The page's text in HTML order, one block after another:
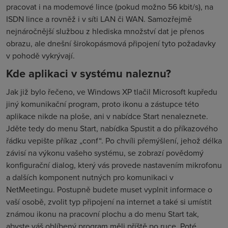
pracovat i na modemové lince (pokud možno 56 kbit/s), na
ISDN lince a rovněž i v síti LAN či WAN. Samozřejmě
nejnáročnější službou z hlediska množství dat je přenos
obrazu, ale dnešní širokopásmová připojení tyto požadavky
v pohodě vykrývají.
Kde aplikaci v systému naleznu?
Jak již bylo řečeno, ve Windows XP tlačil Microsoft kupředu
jiný komunikační program, proto ikonu a zástupce této
aplikace nikde na ploše, ani v nabídce Start nenaleznete.
Jděte tedy do menu Start, nabídka Spustit a do příkazového
řádku vepište příkaz „conf“. Po chvíli přemýšlení, jehož délka
závisí na výkonu vašeho systému, se zobrazí povědomý
konfigurační dialog, který vás provede nastavením mikrofonu
a dalších komponent nutných pro komunikaci v
NetMeetingu. Postupně budete muset vyplnit informace o
vaší osobě, zvolit typ připojení na internet a také si umístit
známou ikonu na pracovní plochu a do menu Start tak,